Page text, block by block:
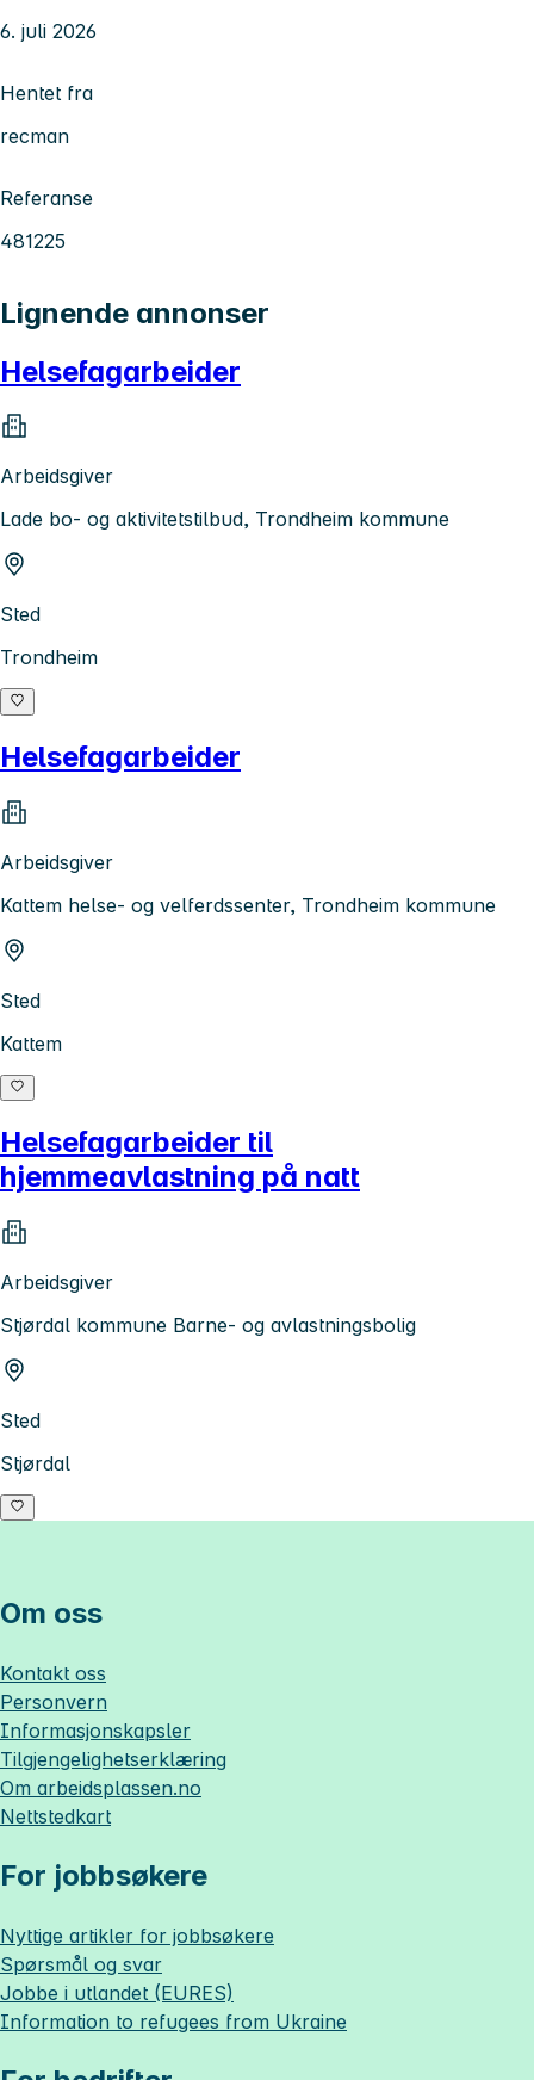
6. juli 2026
Hentet fra
recman
Referanse
481225
Lignende annonser
Helsefagarbeider
Arbeidsgiver
Lade bo- og aktivitetstilbud, Trondheim kommune
Sted
Trondheim
Helsefagarbeider
Arbeidsgiver
Kattem helse- og velferdssenter, Trondheim kommune
Sted
Kattem
Helsefagarbeider til
hjemmeavlastning på natt
Arbeidsgiver
Stjørdal kommune Barne- og avlastningsbolig
Sted
Stjørdal
Om oss
Kontakt oss
Personvern
Informasjonskapsler
Tilgjengelighetserklæring
Om arbeidsplassen.no
Nettstedkart
For jobbsøkere
Nyttige artikler for jobbsøkere
Spørsmål og svar
Jobbe i utlandet (EURES)
Information to refugees from Ukraine